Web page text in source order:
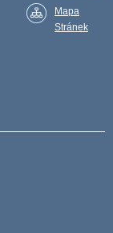
Mapa
Stránek